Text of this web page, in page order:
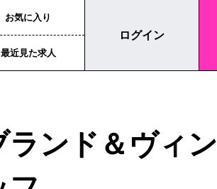
お気に入り
最近見た求人
ログイン
ランド＆ヴィン